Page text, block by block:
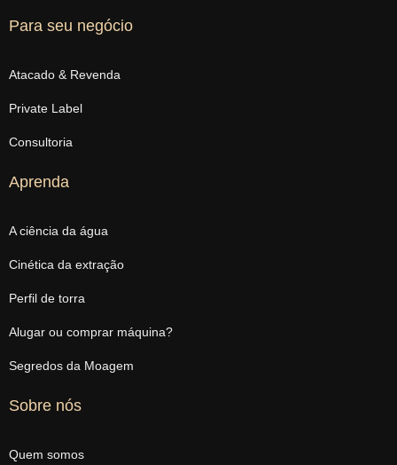
Para seu negócio
Atacado & Revenda
Private Label
Consultoria
Aprenda
A ciência da água
Cinética da extração
Perfil de torra
Alugar ou comprar máquina?
Segredos da Moagem
Sobre nós
Quem somos